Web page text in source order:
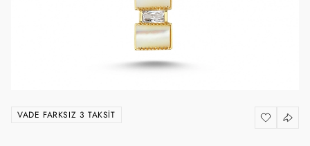
VADE FARKSIZ 3 TAKSIT